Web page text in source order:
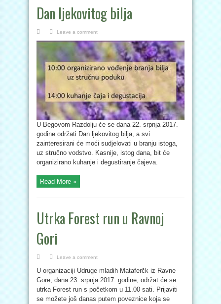
Dan ljekovitog bilja
Leave a comment
U Begovom Razdolju će se dana 22. srpnja 2017.
godine održati Dan ljekovitog bilja, a svi
zainteresirani će moći sudjelovati u branju istoga,
uz stručno vodstvo. Kasnije, istog dana, bit će
organizirano kuhanje i degustiranje čajeva.
Read More »
Utrka Forest run u Ravnoj
Gori
Leave a comment
U organizaciji Udruge mladih Mataferčk iz Ravne
Gore, dana 23. srpnja 2017. godine, održat će se
utrka Forest run s početkom u 11.00 sati. Prijaviti
se možete još danas putem poveznice koja se